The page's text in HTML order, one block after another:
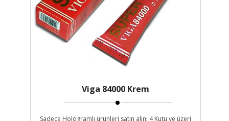
Viga 84000 Krem
Sadece Hologramlı ürünleri satın alın! 4 Kutu ve üzeri